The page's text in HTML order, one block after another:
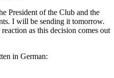
President of the Club and the
I will be sending it tomorrow.
as this decision comes out
in German: